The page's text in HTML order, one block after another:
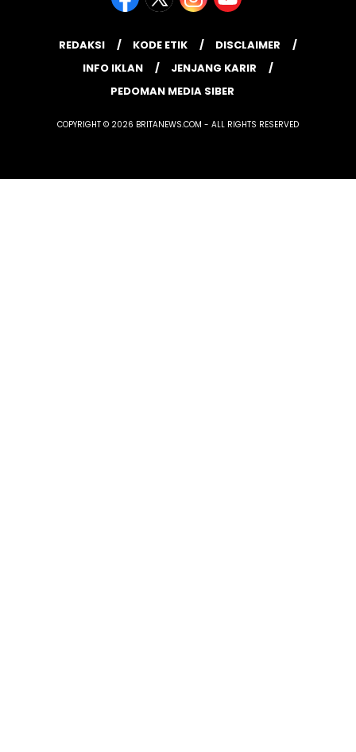
REDAKSI KODE ETIK
DISCLAIMER
INFO IKLAN
JENJANG KARIR
PEDOMAN MEDIA SIBER
COPYRIGHT © 2026 BRITANEWS.COM - ALL RIGHTS RESERVED